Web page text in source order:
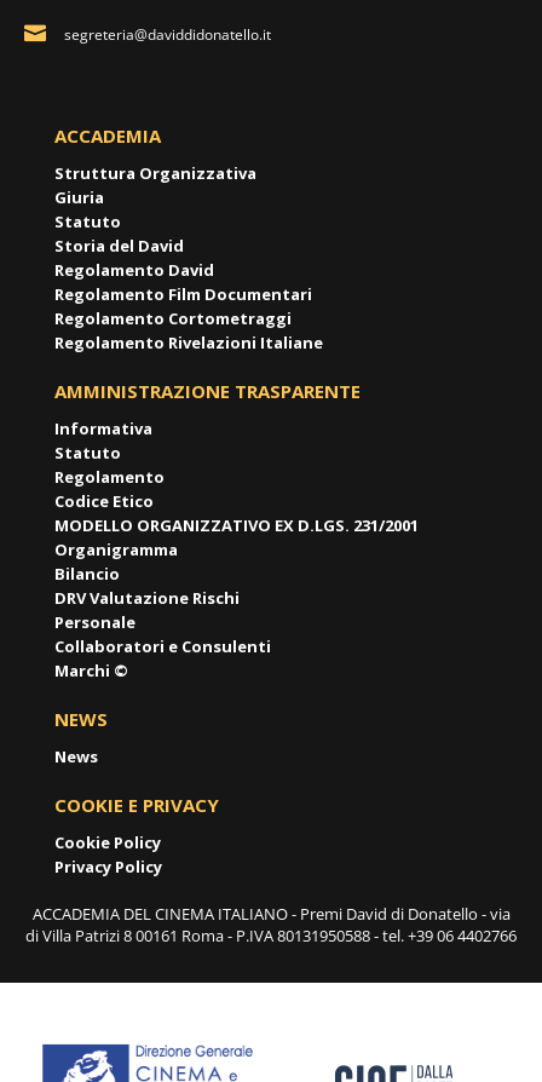
segreteria@daviddidonatello.it
ACCADEMIA
Struttura Organizzativa
Giuria
Statuto
Storia del David
Regolamento David
Regolamento Film Documentari
Regolamento Cortometraggi
Regolamento Rivelazioni Italiane
AMMINISTRAZIONE TRASPARENTE
Informativa
Statuto
Regolamento
Codice Etico
MODELLO ORGANIZZATIVO EX D.LGS. 231/2001
Organigramma
Bilancio
DRV Valutazione Rischi
Personale
Collaboratori e Consulenti
Marchi ©
NEWS
News
COOKIE E PRIVACY
Cookie Policy
Privacy Policy
ACCADEMIA DEL CINEMA ITALIANO - Premi David di Donatello - via
di Villa Patrizi 8 00161 Roma - P.IVA 80131950588 - tel. +39 06 4402766